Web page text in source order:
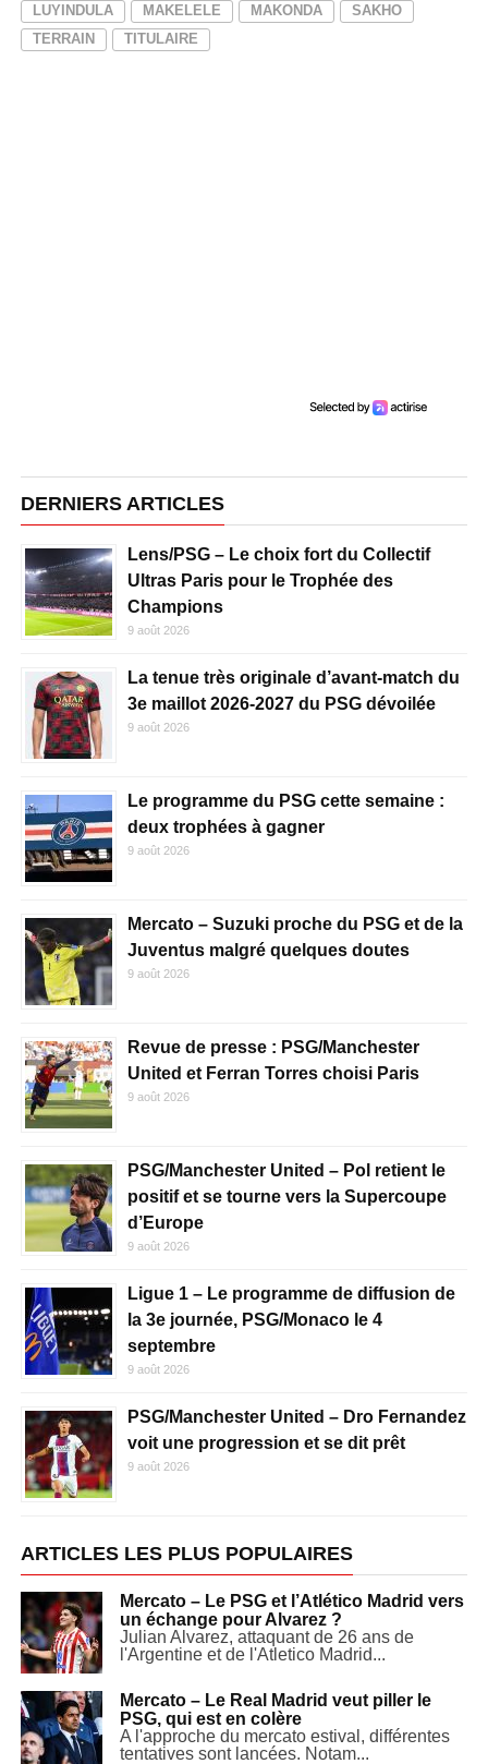
LUYINDULA MAKELELE MAKONDA
SAKHO
TERRAIN
TITULAIRE
DERNIERS ARTICLES
Lens/PSG – Le choix fort du Collectif
Ultras Paris pour le Trophée des
Champions
9 août 2026
La tenue très originale d’avant-match du
3e maillot 2026-2027 du PSG dévoilée
9 août 2026
Le programme du PSG cette semaine :
deux trophées à gagner
9 août 2026
Mercato – Suzuki proche du PSG et de la
Juventus malgré quelques doutes
9 août 2026
Revue de presse : PSG/Manchester
United et Ferran Torres choisi Paris
9 août 2026
PSG/Manchester United – Pol retient le
positif et se tourne vers la Supercoupe
d’Europe
9 août 2026
Ligue 1 – Le programme de diffusion de
la 3e journée, PSG/Monaco le 4
septembre
9 août 2026
PSG/Manchester United – Dro Fernandez
voit une progression et se dit prêt
9 août 2026
ARTICLES LES PLUS POPULAIRES
Mercato – Le PSG et l’Atlético Madrid vers
un échange pour Alvarez ?
Julian Alvarez, attaquant de 26 ans de
l'Argentine et de l'Atletico Madrid...
Mercato – Le Real Madrid veut piller le
PSG, qui est en colère
A l'approche du mercato estival, différentes
tentatives sont lancées. Notam...